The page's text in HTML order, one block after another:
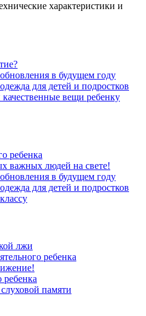
характеристики и
в будущем году
для детей и подростков
вещи ребенку
ребенка
важных людей на свете!
в будущем году
для детей и подростков
лжи
ребенка
ребенка
памяти